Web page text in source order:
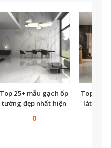
Top 25+ mẫu gạch ốp
tường đẹp nhất hiện
0
Top
lát nền